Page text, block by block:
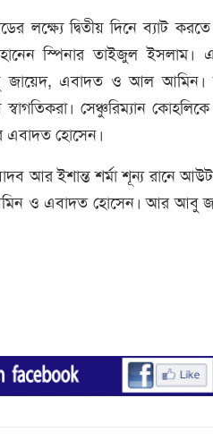
লক্ষ্যে দ্বিতীয় দিনে ব্যাট করতে
স্পিনার তাইজুল ইসলাম।
জায়েদ, এবাদত ও আল আমিন।
সেঞ্চুরিম্যান
এবাদত হোসেন।
আর ইশান্ত শর্মা শূন্য রানে
ও এবাদত হোসেন। আর আবু